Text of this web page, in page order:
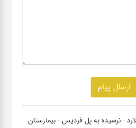
- نرسیده به پل فردیس - بیمارستان